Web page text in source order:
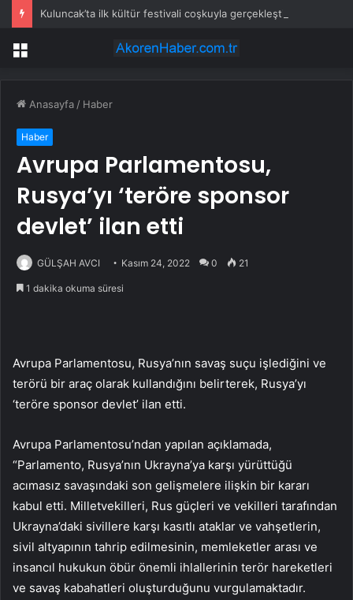
Kuluncak’ta ilk kültür festivali coşkuyla gerçekleştirildi
Menü
Anasayfa / Haber
Haber
Avrupa Parlamentosu,
Rusya’yı ‘teröre sponsor
devlet’ ilan etti
GÜLŞAH AVCI Kasım 24, 2022 0 21
1 dakika okuma süresi
Avrupa Parlamentosu, Rusya’nın savaş suçu işlediğini ve
terörü bir araç olarak kullandığını belirterek, Rusya’yı
‘teröre sponsor devlet’ ilan etti.
Avrupa Parlamentosu’ndan yapılan açıklamada,
“Parlamento, Rusya’nın Ukrayna’ya karşı yürüttüğü
acımasız savaşındaki son gelişmelere ilişkin bir kararı
kabul etti. Milletvekilleri, Rus güçleri ve vekilleri tarafından
Ukrayna’daki sivillere karşı kasıtlı ataklar ve vahşetlerin,
sivil altyapının tahrip edilmesinin, memleketler arası ve
insancıl hukukun öbür önemli ihlallerinin terör hareketleri
ve savaş kabahatleri oluşturduğunu vurgulamaktadır.